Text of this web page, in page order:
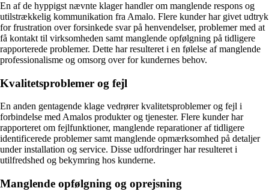
En af de hyppigst nævnte klager handler om manglende respons og
utilstrækkelig kommunikation fra Amalo. Flere kunder har givet udtryk
for frustration over forsinkede svar på henvendelser, problemer med at
få kontakt til virksomheden samt manglende opfølgning på tidligere
rapporterede problemer. Dette har resulteret i en følelse af manglende
professionalisme og omsorg over for kundernes behov.
Kvalitetsproblemer og fejl
En anden gentagende klage vedrører kvalitetsproblemer og fejl i
forbindelse med Amalos produkter og tjenester. Flere kunder har
rapporteret om fejlfunktioner, manglende reparationer af tidligere
identificerede problemer samt manglende opmærksomhed på detaljer
under installation og service. Disse udfordringer har resulteret i
utilfredshed og bekymring hos kunderne.
Manglende opfølgning og oprejsning